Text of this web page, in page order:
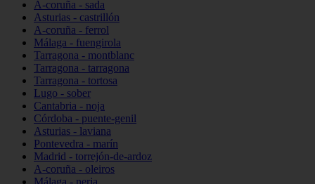
A-coruña - sada
Asturias - castrillón
A-coruña - ferrol
Málaga - fuengirola
Tarragona - montblanc
Tarragona - tarragona
Tarragona - tortosa
Lugo - sober
Cantabria - noja
Córdoba - puente-genil
Asturias - laviana
Pontevedra - marín
Madrid - torrejón-de-ardoz
A-coruña - oleiros
Málaga - nerja